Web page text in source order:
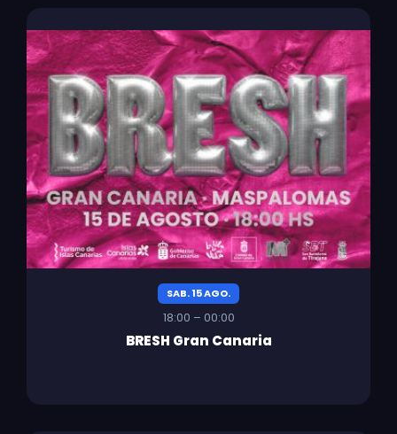
SAB. 15 AGO.
18:00 – 00:00
BRESH Gran Canaria